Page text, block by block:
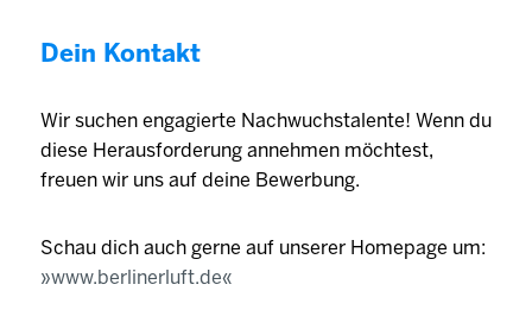
Dein Kontakt
Wir suchen engagierte Nachwuchstalente! Wenn du
diese Herausforderung annehmen möchtest,
freuen wir uns auf deine Bewerbung.
Schau dich auch gerne auf unserer Homepage um:
www.berlinerluft.de